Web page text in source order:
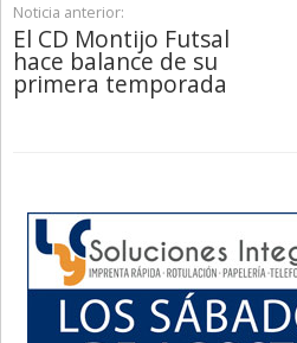
Noticia anterior:
El CD Montijo Futsal
hace balance de su
primera temporada